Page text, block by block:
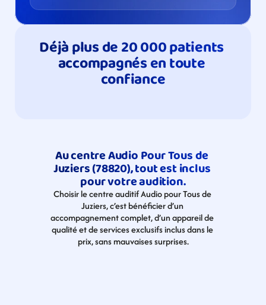
Déjà plus de 20 000 patients
accompagnés en toute
confiance
Au centre Audio Pour Tous de
Juziers (78820), tout est inclus
pour votre audition.
Choisir le centre auditif Audio pour Tous de
Juziers, c’est bénéficier d’un
accompagnement complet, d’un appareil de
qualité et de services exclusifs inclus dans le
prix, sans mauvaises surprises.